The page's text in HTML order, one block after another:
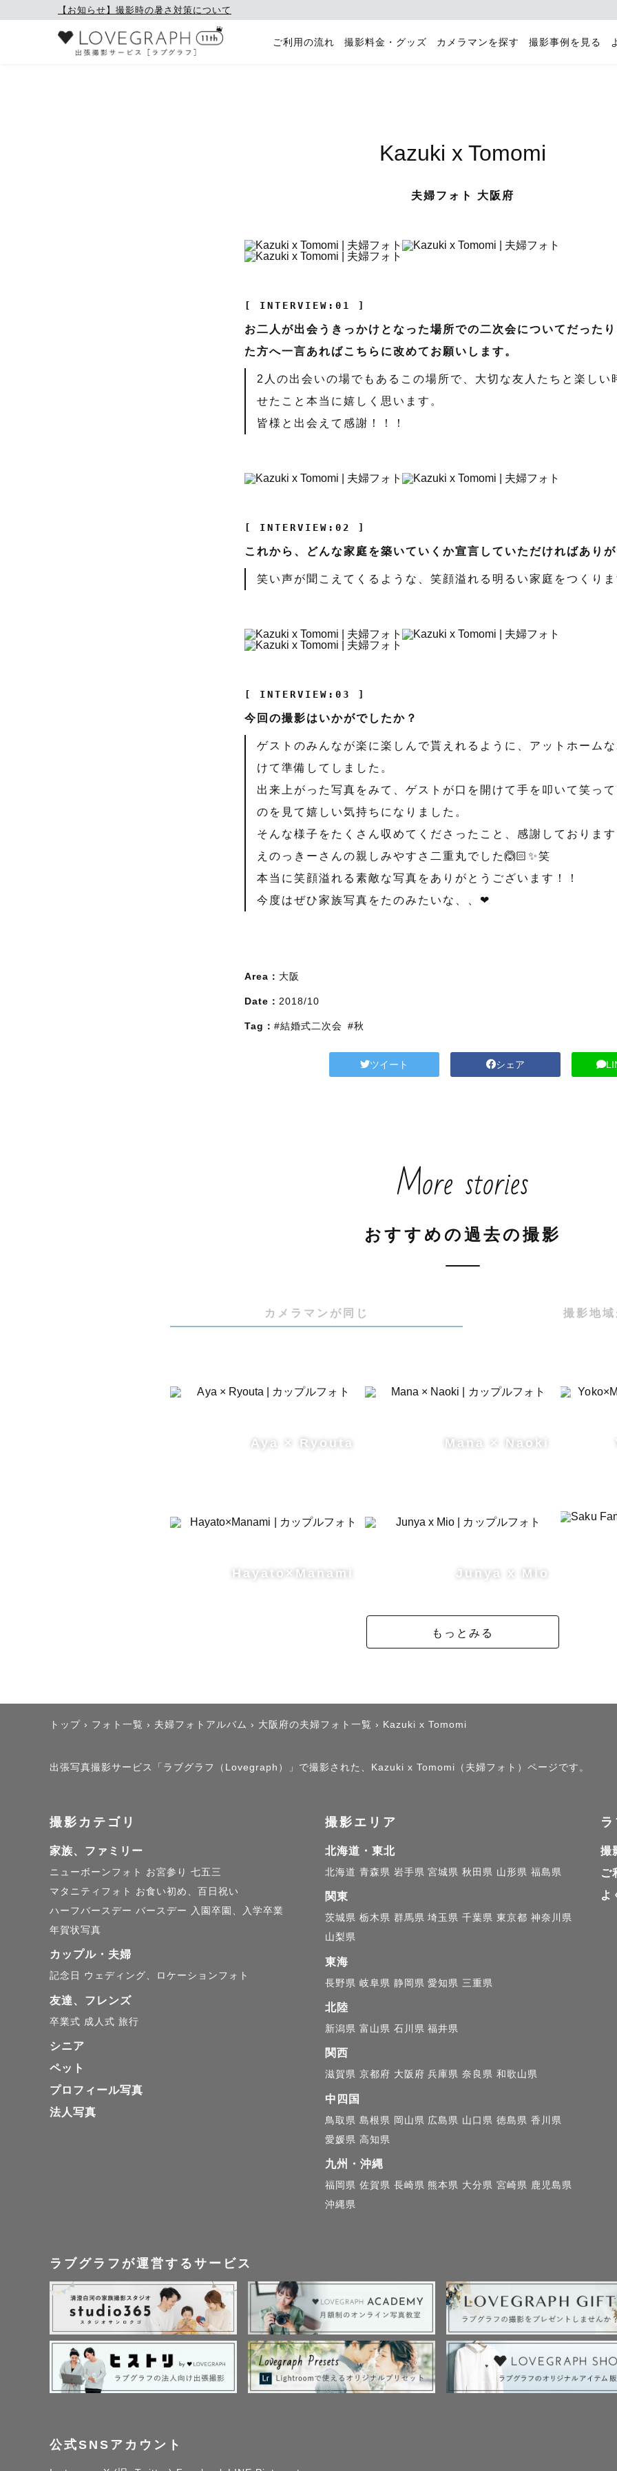
【お知らせ】撮影時の暑さ対策について
ご利用の流れ 撮影料金・グッズ カメラマンを探す 撮影事例を見る
Kazuki x Tomomi
夫婦フォト 大阪府
[ INTERVIEW:01 ]
お二人が出会うきっかけとなった場所での二次会についてだった
た方へ一言あればこちらに改めてお願いします。
2人の出会いの場でもあるこの場所で、大切な友人たちと楽しい
せたこと本当に嬉しく思います。
皆様と出会えて感謝！！！
[ INTERVIEW:02 ]
これから、どんな家庭を築いていくか宣言していただければあり
笑い声が聞こえてくるような、笑顔溢れる明るい家庭をつくり
[ INTERVIEW:03 ]
今回の撮影はいかがでしたか？
ゲストのみんなが楽に楽しんで貰えれるように、アットホーム
けて準備してしました。
出来上がった写真をみて、ゲストが口を開けて手を叩いて笑っ
のを見て嬉しい気持ちになりました。
そんな様子をたくさん収めてくださったこと、感謝しております
えのっきーさんの親しみやすさ二重丸でした🙆🏻✨笑
本当に笑顔溢れる素敵な写真をありがとうございます！！
今度はぜひ家族写真をたのみたいな、、❤
Area： 大阪
Date： 2018/10
Tag： #結婚式二次会 #秋
ツイート シェア
More stories
おすすめの過去の撮影
カメラマンが同じ 撮影地域
Aya × Ryouta Mana × Naoki
Hayato×Manami Junya x Mio
もっとみる
トップ › フォト一覧 › 夫婦フォトアルバム › 大阪府の夫婦フォト一覧 › Kazuki x Tomomi
出張写真撮影サービス「ラブグラフ（Lovegraph）」で撮影された、Kazuki x Tomomi（夫婦フォト）ページです。
撮影カテゴリ
家族、ファミリー
ニューボーンフォト お宮参り 七五三
マタニティフォト
お食い初め、百日祝い
ハーフバースデー バースデー
入園卒園、入学卒業
年賀状写真
カップル・夫婦
記念日 ウェディング、ロケーションフォト
友達、フレンズ
卒業式 成人式 旅行
シニア
ペット
プロフィール写真
法人写真
撮影エリア
北海道・東北
北海道 青森県 岩手県 宮城県 秋田県 山形県 福島県
関東
茨城県 栃木県 群馬県 埼玉県 千葉県 東京都 神奈川県
山梨県
東海
長野県 岐阜県 静岡県 愛知県 三重県
北陸
新潟県 富山県 石川県 福井県
関西
滋賀県 京都府 大阪府 兵庫県 奈良県 和歌山県
中四国
鳥取県 島根県 岡山県 広島県 山口県 徳島県 香川県
愛媛県 高知県
九州・沖縄
福岡県 佐賀県 長崎県 熊本県 大分県 宮崎県 鹿児島県
沖縄県
撮
ご
よ
ラブグラフが運営するサービス
公式SNSアカウント